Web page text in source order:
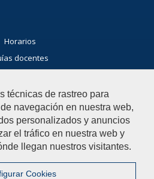
técnicas de rastreo para
navegación en nuestra web,
personalizados y anuncios
el tráfico en nuestra web y
llegan nuestros visitantes.
Cookies
Horarios
docentes
general
Facultad
Agenda
consultas
contacta con nosotros.